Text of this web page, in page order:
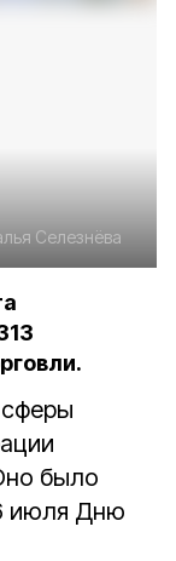
Селезнёва
было
июля Дню